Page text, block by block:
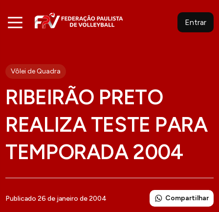
Entrar
Vôlei de Quadra
RIBEIRÃO PRETO
REALIZA TESTE PARA
TEMPORADA 2004
Publicado 26 de janeiro de 2004 Compartilhar